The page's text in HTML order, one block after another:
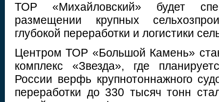
ТОР «Михайловский» будет
размещении крупных
глубокой переработки и логистики
Центром ТОР «Большой Камень»
комплекс «Звезда», где
России верфь крупнотоннажного
переработки до 330 тысяч тонн